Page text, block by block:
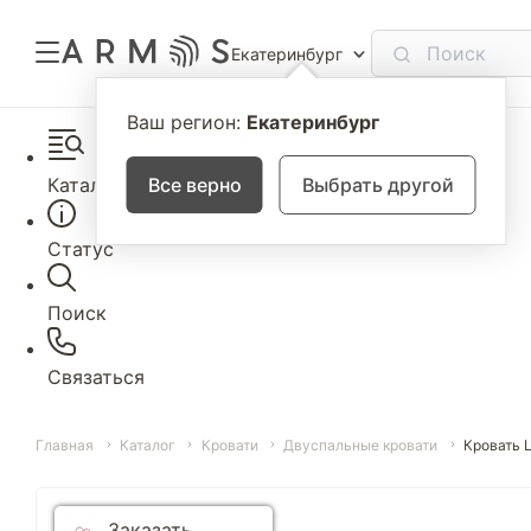
Екатеринбург
Ваш регион: Екатеринбург
Все верно Выбрать другой
Каталог
Статус
Поиск
Связаться
Главная Каталог Кровати Двуспальные кровати Кровать